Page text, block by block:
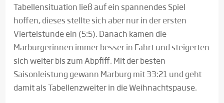
Tabellensituation ließ auf ein spannendes Spiel
hoffen, dieses stellte sich aber nur in der ersten
Viertelstunde ein (5:5). Danach kamen die
Marburgerinnen immer besser in Fahrt und steigerten
sich weiter bis zum Abpfiff. Mit der besten
Saisonleistung gewann Marburg mit 33:21 und geht
damit als Tabellenzweiter in die Weihnachtspause.